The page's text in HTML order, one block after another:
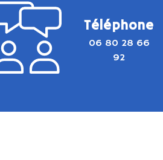
Téléphone
06 80 28 66
92